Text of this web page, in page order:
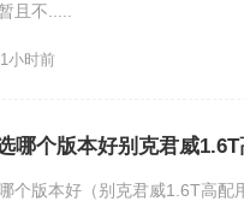
且不.....
小时前
哪个版本好别克君威
个版本好（别克君威1.6T高